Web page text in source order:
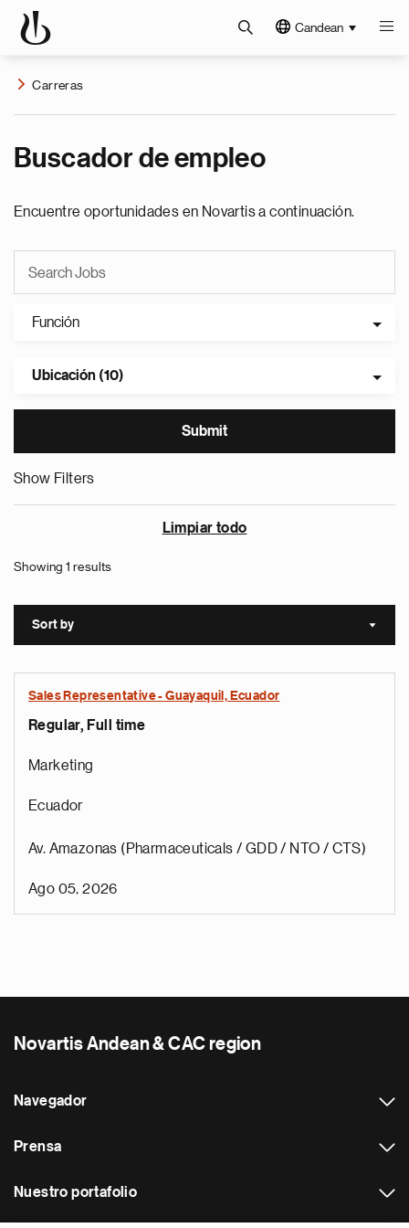
Candean
Carreras
Buscador de empleo
Encuentre oportunidades en Novartis a continuación.
Función
Ubicación (10)
Show Filters
Limpiar todo
Showing 1 results
Sort by Sort
Sales Representative - Guayaquil, Ecuador
Regular, Full time
Marketing
Ecuador
Av. Amazonas (Pharmaceuticals / GDD / NTO / CTS)
Ago 05, 2026
Novartis Andean & CAC region
Navegador
Prensa
Nuestro portafolio